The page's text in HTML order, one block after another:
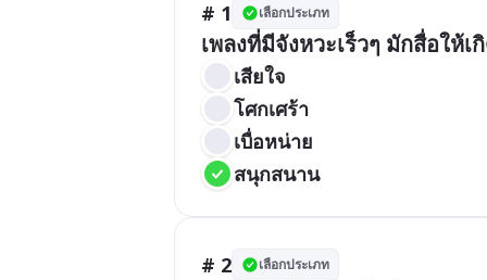
# 1 เลือกประเภท
เพลงที่มีจังหวะเร็วๆ มักสื่อให้
เสียใจ
โศกเศร้า
เบื่อหน่าย
สนุกสนาน
# 2 เลือกประเภท